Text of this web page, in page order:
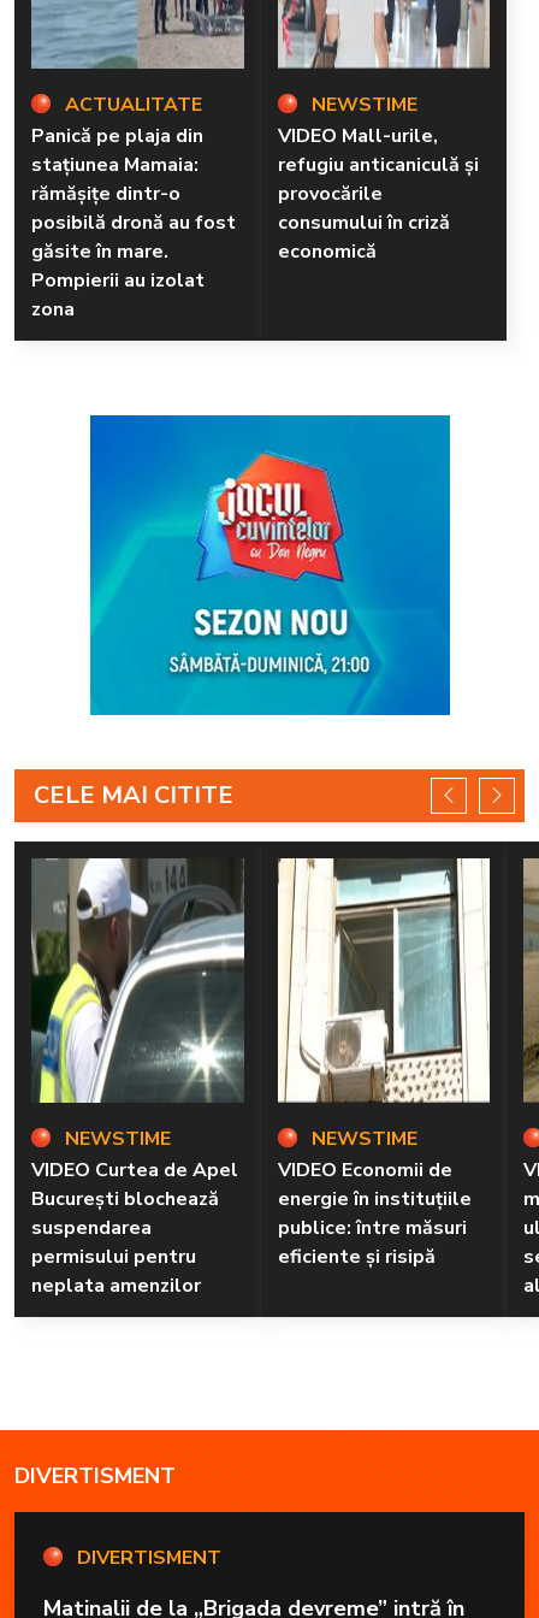
ACTUALITATE
Panică pe plaja din
stațiunea Mamaia:
rămăşiţe dintr-o
posibilă dronă au fost
găsite în mare.
Pompierii au izolat
zona
NEWSTIME
VIDEO Mall-urile,
refugiu anticaniculă și
provocările
consumului în criză
economică
CELE MAI CITITE
NEWSTIME
VIDEO Curtea de Apel
București blochează
suspendarea
permisului pentru
neplata amenzilor
NEWSTIME
VIDEO Economii de
energie în instituțiile
publice: între măsuri
eficiente și risipă
DIVERTISMENT
DIVERTISMENT
Matinalii de la „Brigada devreme” intră în